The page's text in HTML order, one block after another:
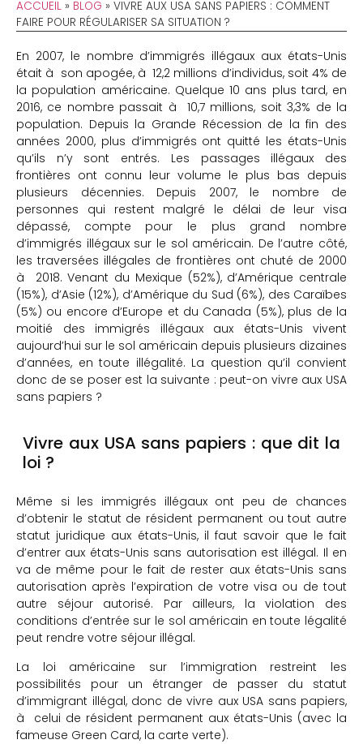
ACCUEIL » BLOG » VIVRE AUX USA SANS PAPIERS : COMMENT
FAIRE POUR RÉGULARISER SA SITUATION ?
En 2007, le nombre d’immigrés illégaux aux états-Unis
était à son apogée, à 12,2 millions d’individus, soit 4% de
la population américaine. Quelque 10 ans plus tard, en
2016, ce nombre passait à 10,7 millions, soit 3,3% de la
population. Depuis la Grande Récession de la fin des
années 2000, plus d’immigrés ont quitté les états-Unis
qu’ils n’y sont entrés. Les passages illégaux des
frontières ont connu leur volume le plus bas depuis
plusieurs décennies. Depuis 2007, le nombre de
personnes qui restent malgré le délai de leur visa
dépassé, compte pour le plus grand nombre
d’immigrés illégaux sur le sol américain. De l’autre côté,
les traversées illégales de frontières ont chuté de 2000
à 2018. Venant du Mexique (52%), d’Amérique centrale
(15%), d’Asie (12%), d’Amérique du Sud (6%), des Caraïbes
(5%) ou encore d’Europe et du Canada (5%), plus de la
moitié des immigrés illégaux aux états-Unis vivent
aujourd’hui sur le sol américain depuis plusieurs dizaines
d’années, en toute illégalité. La question qu’il convient
donc de se poser est la suivante : peut-on vivre aux USA
sans papiers ?
Vivre aux USA sans papiers : que dit la
loi ?
Même si les immigrés illégaux ont peu de chances
d’obtenir le statut de résident permanent ou tout autre
statut juridique aux états-Unis, il faut savoir que le fait
d’entrer aux états-Unis sans autorisation est illégal. Il en
va de même pour le fait de rester aux états-Unis sans
autorisation après l’expiration de votre visa ou de tout
autre séjour autorisé. Par ailleurs, la violation des
conditions d’entrée sur le sol américain en toute légalité
peut rendre votre séjour illégal.
La loi américaine sur l’immigration restreint les
possibilités pour un étranger de passer du statut
d’immigrant illégal, donc de vivre aux USA sans papiers,
à celui de résident permanent aux états-Unis (avec la
fameuse Green Card, la carte verte).